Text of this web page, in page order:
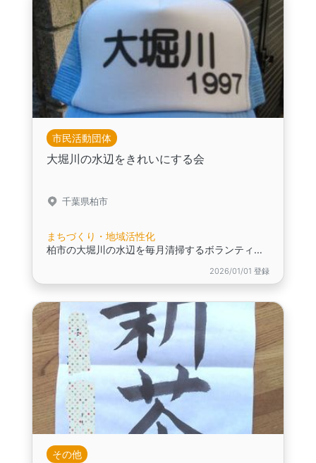
市民活動団体
大堀川の水辺をきれいにする会
千葉県柏市
まちづくり・地域活性化
柏市の大堀川の水辺を毎月清掃するボランティア団体です！
2026/01/01 登録
その他